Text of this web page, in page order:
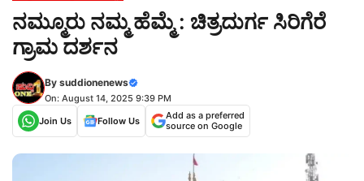
ನಮ್ಮೂರು ನಮ್ಮ ಹೆಮ್ಮೆ : ಚಿತ್ರದುರ್ಗ ಸಿರಿಗೆರೆ
ಗ್ರಾಮ ದರ್ಶನ
By suddionenews
On: August 14, 2025 9:39 PM
Join Us
Follow Us
Add as a preferred
source on Google